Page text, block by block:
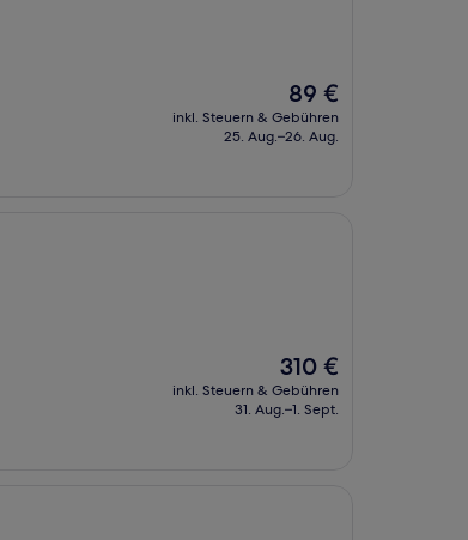
Der
Preis
beträgt
89 €
inkl. Steuern & Gebühren
25. Aug.–26. Aug.
Der
Preis
beträgt
310 €
inkl. Steuern & Gebühren
31. Aug.–1. Sept.